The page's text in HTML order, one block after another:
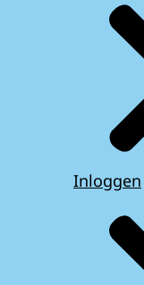
Inloggen